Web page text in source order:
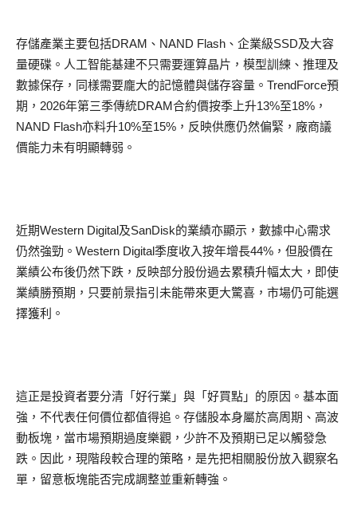
存儲產業主要包括DRAM、NAND Flash、企業級SSD及大容
量硬碟。人工智能基建不只需要運算晶片，模型訓練、推理及
數據保存，同樣需要龐大的記憶體與儲存容量。TrendForce預
期，2026年第三季傳統DRAM合約價按季上升13%至18%，
NAND Flash亦料升10%至15%，反映供應仍然偏緊，廠商議
價能力未有明顯轉弱。
近期Western Digital及SanDisk的業績亦顯示，數據中心需求
仍然強勁。Western Digital季度收入按年增長44%，但股價在
業績公布後仍然下跌，反映部分股份過去累積升幅太大，即使
業績勝預期，只要前景指引未能帶來更大驚喜，市場仍可能選
擇獲利。
這正是投資者要分清「好行業」與「好買點」的原因。基本面
強，不代表任何價位都值得追。存儲股本身屬於高周期、高波
動板塊，當市場預期過度樂觀，少許不及預期已足以觸發急
跌。因此，現階段較合理的策略，是先把相關股份放入觀察名
單，留意板塊能否完成調整並重新轉強。